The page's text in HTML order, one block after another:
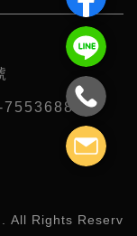
7553688
All Rights Reserv